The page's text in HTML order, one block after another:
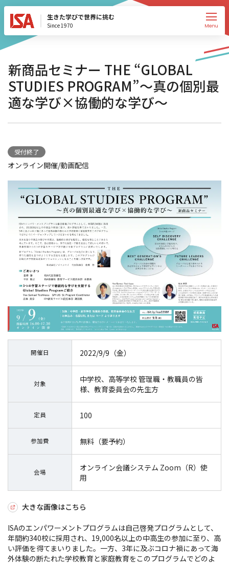
生きた学びで世界に挑む
Since 1970
新商品セミナー THE “GLOBAL
STUDIES PROGRAM”～真の個別最
適な学び×協働的な学び～
受付終了
オンライン開催/動画配信
開催日 2022/9/9（金）
対象
中学校、高等学校 管理職・教職員の皆
様、教育委員会の先生方
定員 100
参加費 無料（要予約）
会場
オンライン会議システム Zoom（R）使
用
大きな画像はこちら
ISAのエンパワーメントプログラムは自己啓発プログラムとして、
年間約340校に採用され、19,000名以上の中高生の参加に至り、高
い評価を得てまいりました。一方、3年に及ぶコロナ禍にあって海
外体験の断たれた学校教育と家庭教育をこのプログラムでどのよ